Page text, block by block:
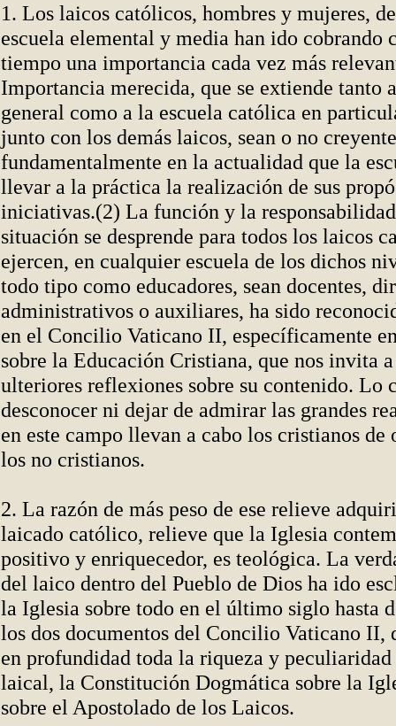
1. Los laicos católicos, hombres y mujeres,
escuela elemental y media han ido cobrando
tiempo una importancia cada vez más
Importancia merecida, que se extiende tanto
general como a la escuela católica en
junto con los demás laicos, sean o no
fundamentalmente en la actualidad que la
llevar a la práctica la realización de sus
iniciativas.(2) La función y la responsabilidad
situación se desprende para todos los laicos
ejercen, en cualquier escuela de los dichos
todo tipo como educadores, sean docentes,
administrativos o auxiliares, ha sido
en el Concilio Vaticano II, específicamente
sobre la Educación Cristiana, que nos invita
ulteriores reflexiones sobre su contenido. Lo
desconocer ni dejar de admirar las grandes
en este campo llevan a cabo los cristianos de
los no cristianos.
2. La razón de más peso de ese relieve
laicado católico, relieve que la Iglesia
positivo y enriquecedor, es teológica. La
del laico dentro del Pueblo de Dios ha ido
la Iglesia sobre todo en el último siglo hasta
los dos documentos del Concilio Vaticano II,
en profundidad toda la riqueza y
laical, la Constitución Dogmática sobre la
sobre el Apostolado de los Laicos.